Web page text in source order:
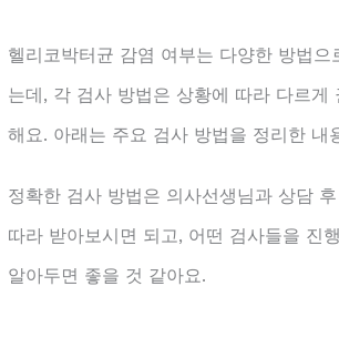
헬리코박터균 감염 여부는 다양한 방법으
는데, 각 검사 방법은 상황에 따라 다르게
해요. 아래는 주요 검사 방법을 정리한 내
정확한 검사 방법은 의사선생님과 상담
따라 받아보시면 되고, 어떤 검사들을 진
알아두면 좋을 것 같아요.